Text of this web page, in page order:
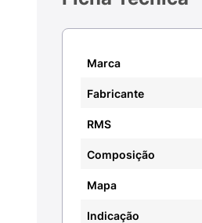
Marca
Fabricante
RMS
Composição
Mapa
Indicação